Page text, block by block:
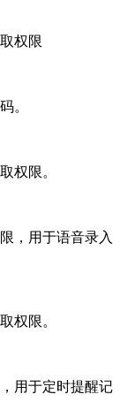
权限
。
权限。
，用于语音录入
权限。
用于定时提醒记